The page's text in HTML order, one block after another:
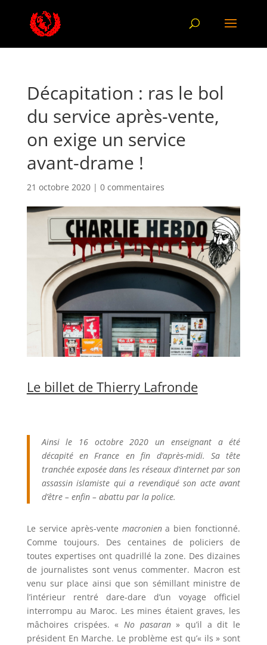
Décapitation : ras le bol
du service après-vente,
on exige un service
avant-drame !
21 octobre 2020| 0 commentaires
Le billet de Thierry Lafronde
Ainsi le 16 octobre 2020 un enseignant a été
décapité en France en fin d’après-midi. Sa tête
tranchée exposée dans les réseaux d’internet par son
assassin islamiste qui a revendiqué son acte avant
d’être – enfin – abattu par la police.
Le service après-vente macroniena bien fonctionné.
Comme toujours. Des centaines de policiers de
toutes expertises ont quadrillé la zone. Des dizaines
de journalistes sont venus commenter. Macron est
venu sur place ainsi que son sémillant ministre de
l’intérieur rentré dare-dare d’un voyage officiel
interrompu au Maroc. Les mines étaient graves, les
mâchoires crispées. « No pasaran» qu’il a dit le
président En Marche. Le problème est qu’« ils » sont